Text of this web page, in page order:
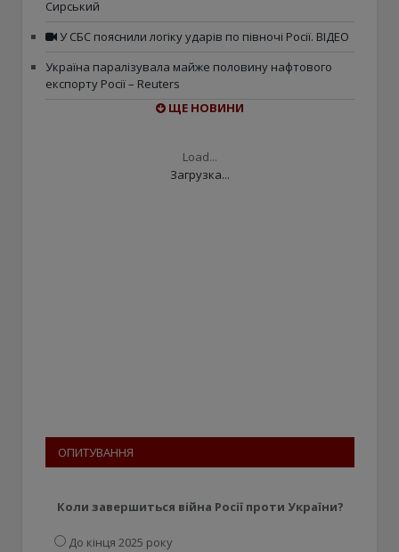
Сирський
У СБС пояснили логіку ударів по півночі Росії. ВІДЕО
Україна паралізувала майже половину нафтового
експорту Росії – Reuters
ЩЕ НОВИНИ
Load...
Загрузка...
ОПИТУВАННЯ
Коли завершиться війна Росії проти України?
До кінця 2025 року